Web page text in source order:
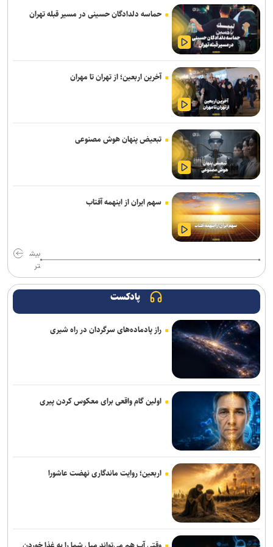
سفر مربی جدید استقلال به ایران
استعلام استقلال از فیفا در مورد جذب بازیکن آزاد و پنجره تیم بانوان
واگذاری امتیاز شناورسازی قشم به سازمان منطقه آزاد/ بازگشت اصولی به
مدیریت فوتبال
رکوردهای جهانی یوسفی و نصیری حفظ شد
تور جهانی تنیس صربستان| ادامه پیروزی‌های یزدانی و جدال با نماینده
روسیه
گودرزی: برخی از هندی‌ها سن‌شان تقلبی است ولی نباید باز هم به آنها
می‌باختیم/ ۵-۶ چهره خوب به کشتی ایران معرفی کردیم
رئیس فدراسیون بوکس: یک اعزام ما هزینه چهار اعزام رشته‌های دیگر را
دارد/ اعزام فروتن گل‌آرا به ناگویا منتفی شد
امیرحسین زارع؛ از استقلال تا بانک شهر؛ سامانه‌ باز و عدم رسمی شدن
برگزاری مجمع سالیانه فدراسیون بدمینتون
تور جهانی تنیس صربستان| یزدانی با عبور از روسیه به مراکش رسید
سرمربی اوکراینی تیم ملی آب‌های آرام: به شاگردانم ایمان دارم/ توانایی
کسب مدال را در ناگویا داریم
اولین اردوی مشترکی ملی‌پوشان نیراندازی با همتایان چینی
بانک شهر از شرکت در لیگ برتر کشتی انصراف می‌دهد؟
اعلام زمان بازگشت گرا به تمرینات گروهی پرسپولیس
گروسی: استقلال باید به جوانانش میدان بدهد/دل رضاییان با تیم نبود و
بهتر که جدا شد
میکائیلی: استقلال برای تکرار قهرمانی در لیگ برتر امسال شرکت می‌کند/
شرایط‌مان بهتر از بقیه است
زمزمه‌هایی از طرح لالوویچ؛ مشکل «سن واقعی» کشتی‌گیران حل
می‌شود؟
حماسه دلدادگان حسینی در مسیر قبله تهران
آخرین اربعین؛ از تهران تا مهران
تبعیض پنهان هوش مصنوعی
سهم ایران از اینهمه آفتاب
بیش
تر
پادکست
راز پادماده‌های سرگردان در راه شیری
اولین گام واقعی برای معکوس کردن پیری
اربعین؛ روایت ماندگاری نهضت عاشورا